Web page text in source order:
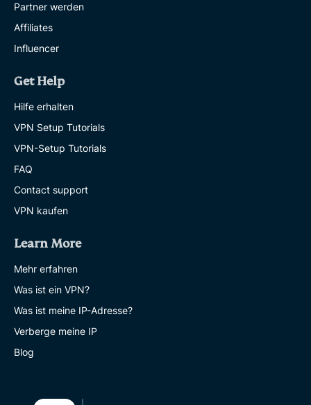
Partner werden
Affiliates
Influencer
Get Help
Hilfe erhalten
VPN Setup Tutorials
VPN-Setup Tutorials
FAQ
Contact support
VPN kaufen
Learn More
Mehr erfahren
Was ist ein VPN?
Was ist meine IP-Adresse?
Verberge meine IP
Blog